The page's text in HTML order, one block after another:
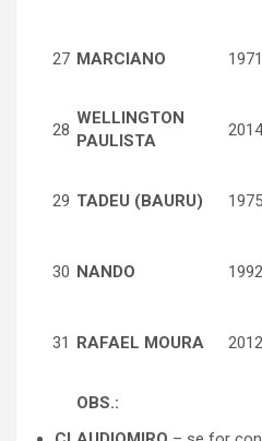
27 MARCIANO
28
WELLINGTON
PAULISTA
2014
29 TADEU (BAURU)
30 NANDO
31 RAFAEL MOURA
OBS.: